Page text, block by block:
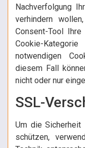
Nachverfolgung
verhindern
Consent-Tool
Cookie-
notwendigen
diesem Fall
nicht oder nur
SSL-
Um die Sicherheit
schützen,